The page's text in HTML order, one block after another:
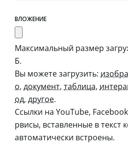
ВЛОЖЕНИЕ
Максимальный размер
Б.
Вы можете загрузить:
о, документ, таблица,
од, другое.
Ссылки на YouTube,
рвисы, вставленные в текст
автоматически встроены.